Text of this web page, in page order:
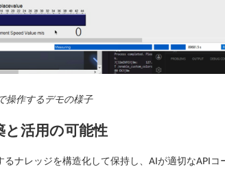
操作するデモの様子
と活用の可能性
ナレッジを構造化して保持し、AIが適切なAPIコ